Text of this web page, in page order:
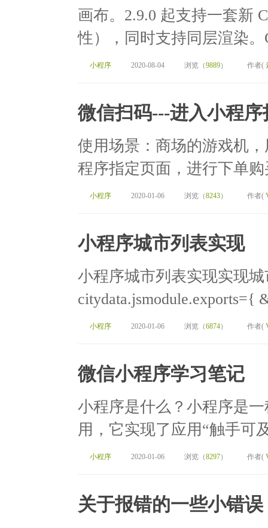
画布。2.9.0 起支持一套新
性），同时支持同层渲染
小程序 2020-08-04 浏览（9889） 作者(
微信扫码---进入小程
使用场景：商场的游戏机
程序指定页面，进行下单
小程序 2020-01-06 浏览（8243） 作者(
小程序城市列表实现
小程序城市列表实现实现
小程序 2020-01-06 浏览（6874） 作者(
微信小程序学习笔记
小程序是什么？小程序是
用，它实现了应用“触手可
小程序 2020-01-06 浏览（8297） 作者(
关于报错的一些小错误